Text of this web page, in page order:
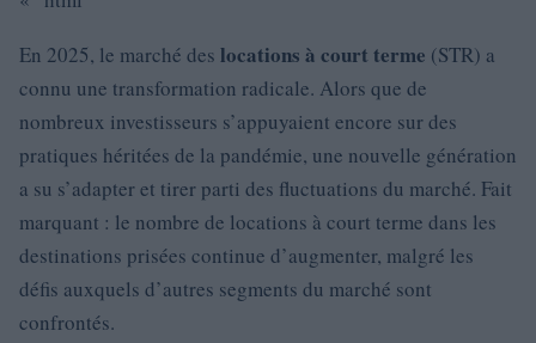
En 2025, le marché des locations à court terme (STR) a
connu une transformation radicale. Alors que de
nombreux investisseurs s’appuyaient encore sur des
pratiques héritées de la pandémie, une nouvelle génération
a su s’adapter et tirer parti des fluctuations du marché. Fait
marquant : le nombre de locations à court terme dans les
destinations prisées continue d’augmenter, malgré les
défis auxquels d’autres segments du marché sont
confrontés.